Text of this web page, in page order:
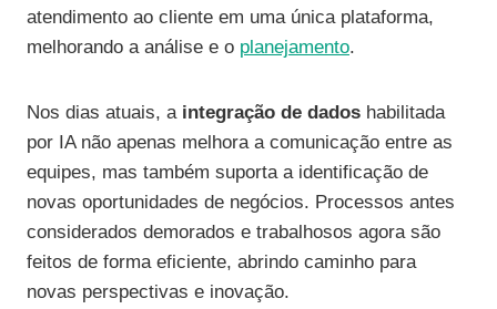
atendimento ao cliente em uma única plataforma,
melhorando a análise e o planejamento.
Nos dias atuais, a integração de dados habilitada
por IA não apenas melhora a comunicação entre as
equipes, mas também suporta a identificação de
novas oportunidades de negócios. Processos antes
considerados demorados e trabalhosos agora são
feitos de forma eficiente, abrindo caminho para
novas perspectivas e inovação.